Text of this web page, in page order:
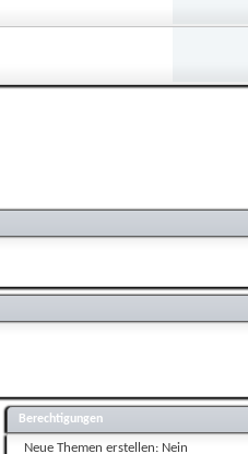
Berechtigungen
Neue Themen erstellen: Nein